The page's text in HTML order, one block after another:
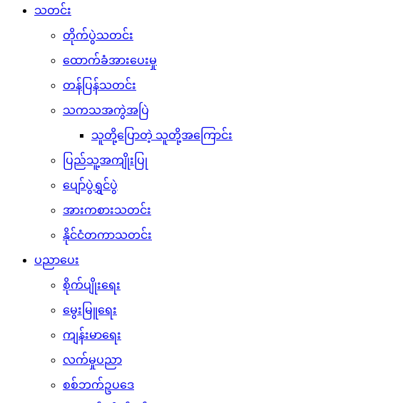
သတင်း
တိုက်ပွဲသတင်း
ထောက်ခံအားပေးမှု
တန်ပြန်သတင်း
သကသအကွဲအပြဲ
သူတို့ပြောတဲ့ သူတို့အကြောင်း
ပြည်သူ့အကျိုးပြု
ပျော်ပွဲရွှင်ပွဲ
အားကစားသတင်း
နိုင်ငံတကာသတင်း
ပညာပေး
စိုက်ပျိုးရေး
မွေးမြူရေး
ကျန်းမာရေး
လက်မှုပညာ
စစ်ဘက်ဥပဒေ